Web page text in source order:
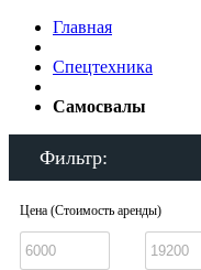
Главная
Спецтехника
Самосвалы
Фильтр:
Цена (Стоимость аренды)